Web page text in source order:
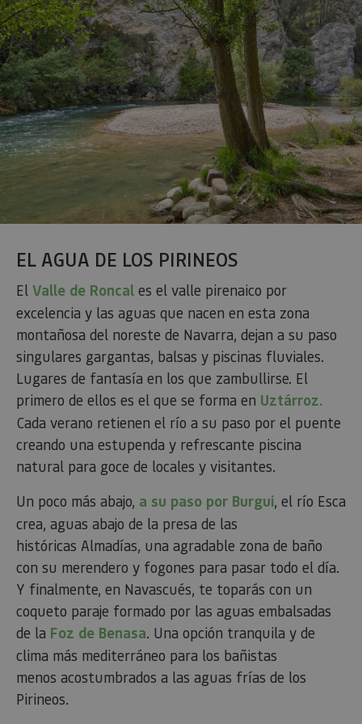
EL AGUA DE LOS PIRINEOS
El Valle de Roncal es el valle pirenaico por
excelencia y las aguas que nacen en esta zona
montañosa del noreste de Navarra, dejan a su paso
singulares gargantas, balsas y piscinas fluviales.
Lugares de fantasía en los que zambullirse. El
primero de ellos es el que se forma en Uztárroz.
Cada verano retienen el río a su paso por el puente
creando una estupenda y refrescante piscina
natural para goce de locales y visitantes.
Un poco más abajo, a su paso por Burgui, el río Esca
crea, aguas abajo de la presa de las
históricas Almadías, una agradable zona de baño
con su merendero y fogones para pasar todo el día.
Y finalmente, en Navascués, te toparás con un
coqueto paraje formado por las aguas embalsadas
de la Foz de Benasa. Una opción tranquila y de
clima más mediterráneo para los bañistas
menos acostumbrados a las aguas frías de los
Pirineos.
de
los
Es
que
de
JSESSIONID
Oracle
Corporation
www.visitnavarra.es
Sesión
COOKIE_SUPPORT
www.visitnavarra.es 1 año
Nombre
Proveedor
/
Dominio
C
Adform
1 mes 1 día
utiliza
al sitio
Nombre
Proveedor
Vencimiento
.adform.net
Esta cookie
proporciona
una
identificación
de usuario
generada por
máquina y
asignada de
forma única
y recopila
datos sobre
la actividad
Nombre
Proveedor /
Dominio
Vencimiento
GUEST_LANGUAGE_ID
de un
Dominio
_hjSession_3655069 .visitnavarra.es
LFR_SESSION_STATE_8191652
www.visitnavarra.es
GN
www.visitnavarra.es
Sesión
_hjSessionUser_3655069
.visitnavarra.es
Event3PvTriggered
.visitnavarra.es 1 día
Política
de Privacidad de Google